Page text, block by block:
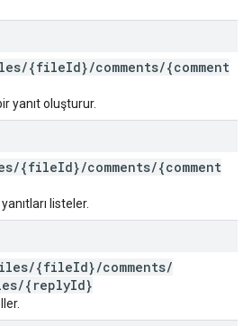
/{fileId}/comments/{comment
yanıt oluşturur.
/{fileId}/comments/{comment
listeler.
/{fileId}/comments/
/{replyId}